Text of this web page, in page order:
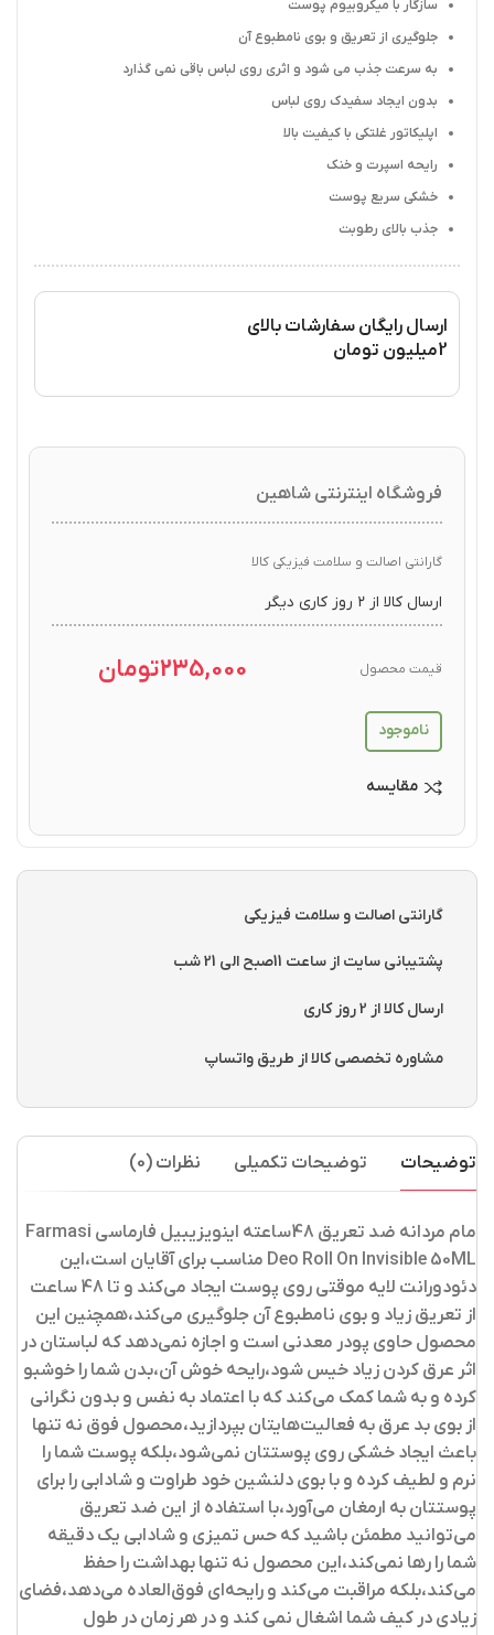
سازگار با میکروبیوم پوست
جلوگیری از تعریق و بوی نامطبوع آن
به سرعت جذب می شود و اثری روی لباس باقی نمی گذارد
بدون ایجاد سفیدک روی لباس
اپلیکاتور غلتکی با کیفیت بالا
رایحه اسپرت و خنک
خشکی سریع پوست
جذب بالای رطوبت
ارسال رایگان سفارشات بالای
2میلیون تومان
فروشگاه اینترنتی شاهین
گارانتی اصالت و سلامت فیزیکی کالا
ارسال کالا از ۲ روز کاری دیگر
قیمت محصول 235,000تومان
ناموجود
مقایسه
گارانتی اصالت و سلامت فیزیکی
پشتیبانی سایت از ساعت 11صبح الی 21 شب
ارسال کالا از 2 روز کاری
مشاوره تخصصی کالا از طریق واتساپ
توضیحات توضیحات تکمیلی نظرات (0)
مام مردانه ضد تعریق 48ساعته اینویزیبیل فارماسی Farmasi
Deo Roll On Invisible 50ML مناسب برای آقایان است،این
دئودورانت لایه موقتی روی پوست ایجاد می‌کند و تا 48 ساعت
از تعریق زیاد و بوی نامطبوع آن جلوگیری می‌کند،همچنین این
محصول حاوی پودر معدنی است و اجازه نمی‌دهد که لباستان در
اثر عرق کردن زیاد خیس شود،رایحه خوش آن،بدن شما را خوشبو
کرده و به شما کمک می‌کند که با اعتماد به نفس و بدون نگرانی
از بوی بد عرق به فعالیت‌هایتان بپردازید،محصول فوق نه تنها
باعث ایجاد خشکی روی پوستتان نمی‌شود،بلکه پوست شما را
نرم و لطیف کرده و با بوی دلنشین خود طراوت و شادابی را برای
پوستتان به ارمغان می‌آورد،با استفاده از این ضد تعریق
می‌توانید مطمئن باشید که حس تمیزی و شادابی یک دقیقه
شما را رها نمی‌کند،این محصول نه تنها بهداشت را حفظ
می‌کند،بلکه مراقبت می‌کند و رایحه‌ای فوق‌العاده می‌دهد،فضای
زیادی در کیف شما اشغال نمی کند و در هر زمان در طول